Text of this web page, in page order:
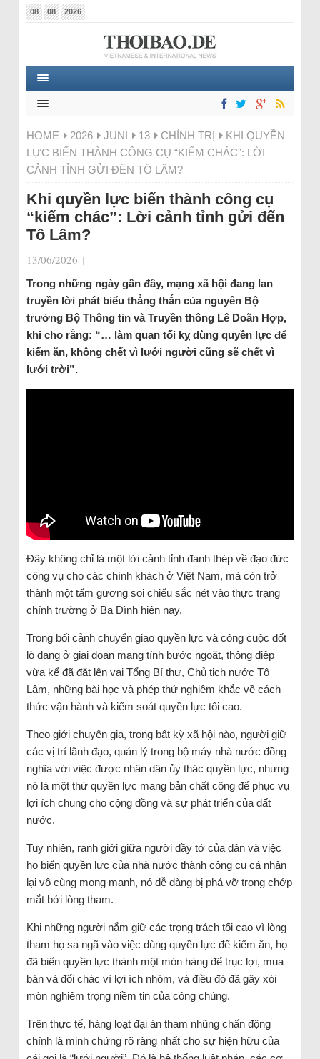
08 08 2026
HOME 2026 JUNI 13 CHÍNH TRỊ
KHI QUYỀN
LỰC BIẾN THÀNH CÔNG CỤ “KIẾM CHÁC”: LỜI
CẢNH TỈNH GỬI ĐẾN TÔ LÂM?
Khi quyền lực biến thành công cụ
“kiếm chác”: Lời cảnh tỉnh gửi đến
Tô Lâm?
13/06/2026 |
Trong những ngày gần đây, mạng xã hội đang lan
truyền lời phát biểu thẳng thắn của nguyên Bộ
trưởng Bộ Thông tin và Truyền thông Lê Doãn Hợp,
khi cho rằng: “… làm quan tối kỵ dùng quyền lực để
kiếm ăn, không chết vì lưới người cũng sẽ chết vì
lưới trời”.
Đây không chỉ là một lời cảnh tỉnh đanh thép về đạo đức
công vụ cho các chính khách ở Việt Nam, mà còn trở
thành một tấm gương soi chiếu sắc nét vào thực trạng
chính trường ở Ba Đình hiện nay.
Trong bối cảnh chuyển giao quyền lực và công cuộc đốt
lò đang ở giai đoạn mang tính bước ngoặt, thông điệp
vừa kể đã đặt lên vai Tổng Bí thư, Chủ tịch nước Tô
Lâm, những bài học và phép thử nghiêm khắc về cách
thức vận hành và kiểm soát quyền lực tối cao.
Theo giới chuyên gia, trong bất kỳ xã hội nào, người giữ
các vị trí lãnh đạo, quản lý trong bộ máy nhà nước đồng
nghĩa với việc được nhân dân ủy thác quyền lực, nhưng
nó là một thứ quyền lực mang bản chất công để phục vụ
lợi ích chung cho cộng đồng và sự phát triển của đất
nước.
Tuy nhiên, ranh giới giữa người đầy tớ của dân và việc
họ biến quyền lực của nhà nước thành công cụ cá nhân
lại vô cùng mong manh, nó dễ dàng bị phá vỡ trong chớp
mắt bởi lòng tham.
Khi những người nắm giữ các trọng trách tối cao vì lòng
tham họ sa ngã vào việc dùng quyền lực để kiếm ăn, họ
đã biến quyền lực thành một món hàng để trục lợi, mua
bán và đổi chác vì lợi ích nhóm, và điều đó đã gây xói
mòn nghiêm trọng niềm tin của công chúng.
Trên thực tế, hàng loạt đại án tham nhũng chấn động
chính là minh chứng rõ ràng nhất cho sự hiện hữu của